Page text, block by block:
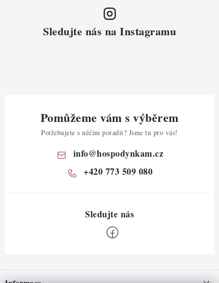
Sledujte nás na Instagramu
Pomůžeme vám s výběrem
Potřebujete s něčím poradit? Jsme tu pro vás!
info@hospodynkam.cz
+420 773 509 080